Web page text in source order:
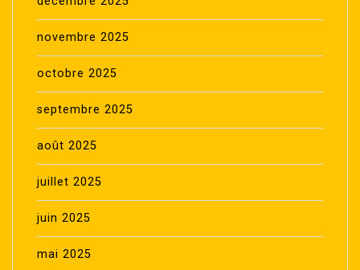
novembre 2025
octobre 2025
septembre 2025
août 2025
juillet 2025
juin 2025
mai 2025